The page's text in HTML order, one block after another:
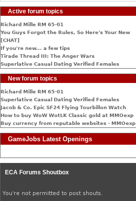
Active forum topics
Richard Mille RM 65-01
You Guys Forgot the Rules, So Here's Your New
[CHAT]
If you're new... a few tips
Tirade Thread III: The Anger Wars
Superlative Сasual Dating Verified Females
New forum topics
Richard Mille RM 65-01
Superlative Сasual Dating Verified Females
Jacob & Co. Epic SF24 Flying Tourbillon Watch
How to buy WoW WotLK Classic gold at MMOexp
Buy currency from reputable websites - MMOexp
GameJobs Latest Openings
ECA Forums Shoutbox
You're not permitted to post shouts.